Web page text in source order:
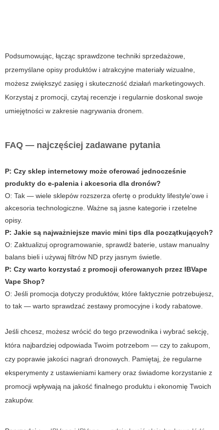
Podsumowując, łącząc sprawdzone techniki sprzedażowe,
przemyślane opisy produktów i atrakcyjne materiały wizualne,
możesz zwiększyć zasięg i skuteczność działań marketingowych.
Korzystaj z promocji, czytaj recenzje i regularnie doskonal swoje
umiejętności w zakresie nagrywania dronem.
FAQ — najczęściej zadawane pytania
P: Czy sklep internetowy może oferować jednocześnie
produkty do e‑palenia i akcesoria dla dronów?
O: Tak — wiele sklepów rozszerza ofertę o produkty lifestyle'owe i
akcesoria technologiczne. Ważne są jasne kategorie i rzetelne
opisy.
P: Jakie są najważniejsze mavic mini tips dla początkujących?
O: Zaktualizuj oprogramowanie, sprawdź baterie, ustaw manualny
balans bieli i używaj filtrów ND przy jasnym świetle.
P: Czy warto korzystać z promocji oferowanych przez IBVape
Vape Shop?
O: Jeśli promocja dotyczy produktów, które faktycznie potrzebujesz,
to tak — warto sprawdzać zestawy promocyjne i kody rabatowe.
Jeśli chcesz, możesz wrócić do tego przewodnika i wybrać sekcję,
która najbardziej odpowiada Twoim potrzebom — czy to zakupom,
czy poprawie jakości nagrań dronowych. Pamiętaj, że regularne
eksperymenty z ustawieniami kamery oraz świadome korzystanie z
promocji wpływają na jakość finalnego produktu i ekonomię Twoich
zakupów.